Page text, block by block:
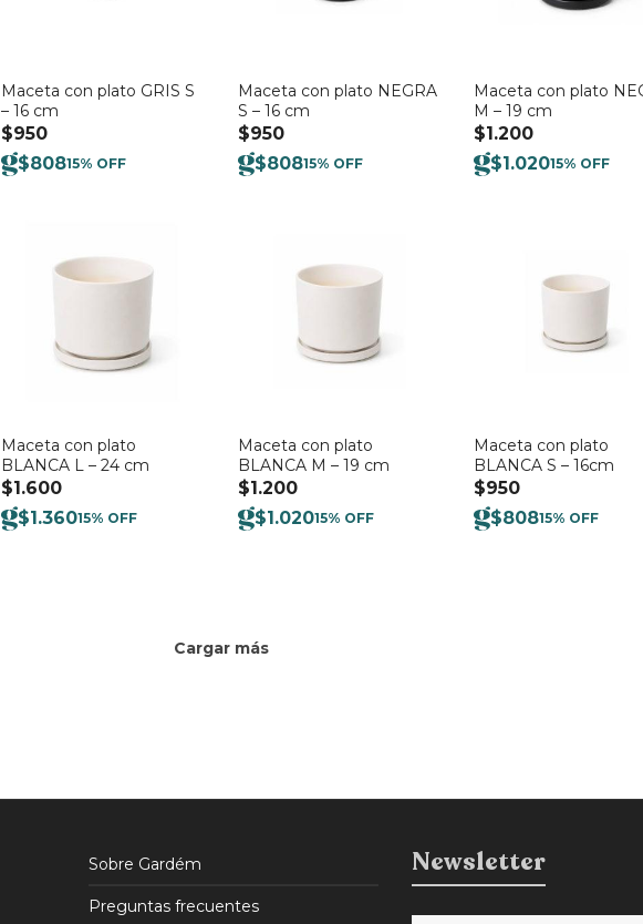
Maceta con plato GRIS S
– 16 cm
$950
$80815% OFF
Maceta con plato NEGRA
S – 16 cm
$950
$80815% OFF
Maceta con plato
M – 19 cm
$1.200
$1.02015% OFF
Maceta con plato
BLANCA L – 24 cm
$1.600
$1.36015% OFF
Maceta con plato
BLANCA M – 19 cm
$1.200
$1.02015% OFF
Maceta con plato
BLANCA S – 16cm
$950
$80815% OFF
Cargar más
Sobre Gardém
Preguntas frecuentes
Newsletter